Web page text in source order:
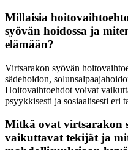
Millaisia
syövän hoidossa ja
elämään?
Virtsarakon syövän
sädehoidon,
Hoitovaihtoehdot voivat
psyykkisesti ja sosiaalisesti eri
Mitkä ovat virtsarakon
vaikuttavat tekijät ja